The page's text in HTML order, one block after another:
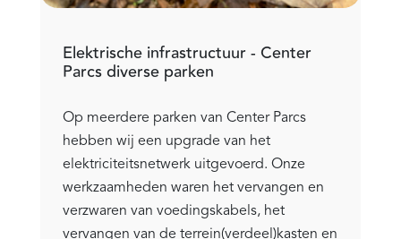
Elektrische infrastructuur - Center
Parcs diverse parken
Op meerdere parken van Center Parcs
hebben wij een upgrade van het
elektriciteitsnetwerk uitgevoerd. Onze
werkzaamheden waren het vervangen en
verzwaren van voedingskabels, het
vervangen van de terrein(verdeel)kasten en